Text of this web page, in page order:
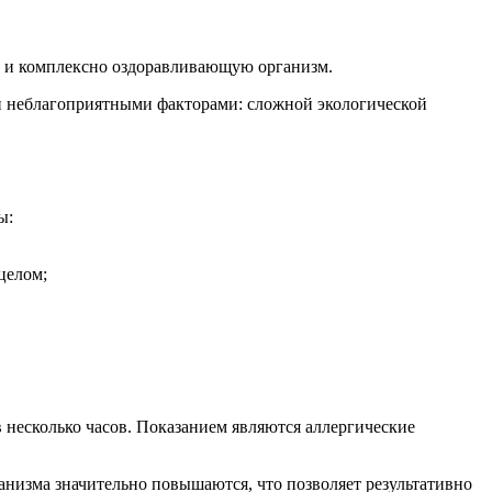
комплексно оздоравливающую организм.
факторами: сложной экологической
часов. Показанием являются аллергические
значительно повышаются, что позволяет результативно